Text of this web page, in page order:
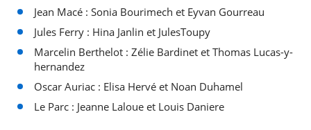
Jean Macé : Sonia Bourimech et Eyvan Gourreau
Jules Ferry : Hina Janlin et JulesToupy
Marcelin Berthelot : Zélie Bardinet et Thomas Lucas-y-
hernandez
Oscar Auriac : Elisa Hervé et Noan Duhamel
Le Parc : Jeanne Laloue et Louis Daniere